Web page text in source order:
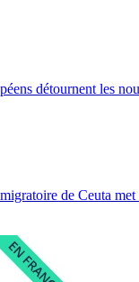
détournent les
de Ceuta